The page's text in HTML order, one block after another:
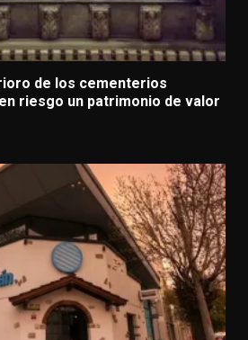
de los cementerios
riesgo un patrimonio de valor